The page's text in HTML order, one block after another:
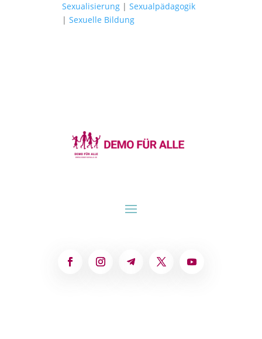
Sexualisierung| Sexualpädagogik
| Sexuelle Bildung